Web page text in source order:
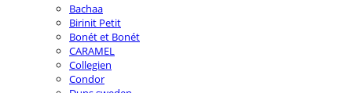
Bachaa
Birinit Petit
Bonét et Bonét
CARAMEL
Collegien
Condor